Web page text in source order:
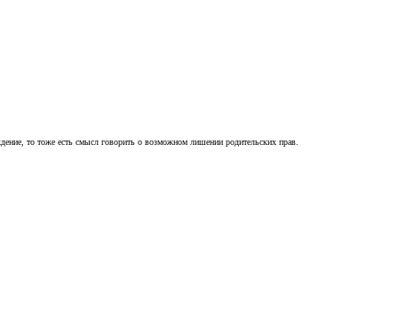
то тоже есть смысл говорить о возможном лишении родительских прав.